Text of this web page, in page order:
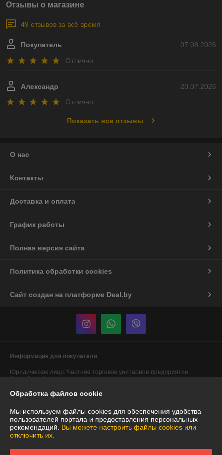
Отзывы о магазине
49 отзывов за всё время
07.08.2026
Покупатель
Отлично
20.07.2026
Александр
Отлично
Показать все отзывы
О нас
Контакты
Доставка и оплата
График работы
Полная версия сайта
Политика обработки cookies
Сайт создан на платформе Deal.by
Информация для покупателя
Юридическое лицо: Частное торговое унитарное предприятие
"АннаДекор"
УНП: 290487319
Регистрационный орган: Брестский областной исполнительный
Обработка файлов cookie
Мы используем файлы cookies для обеспечения удобства
пользователей портала и предоставления персональных
рекомендаций. Вы можете настроить файлы cookies или
отключить их.